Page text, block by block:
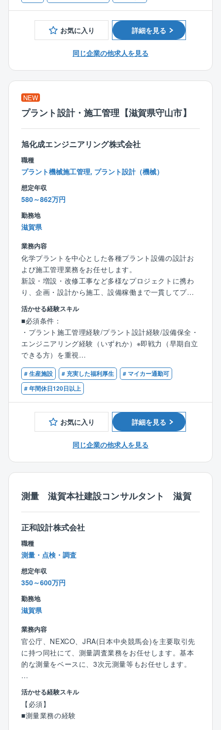
のシニア層など
◆各現場への確認・訪問回数は1日2～3件
◆訪問先は車で1時間圏内
◆並行して進める案件は6件程度
◆注文住宅と規格住宅の割合は7：3
【働きやすい環境】
◆”残業はしない”方針
業務システムアプリの導入により、いつでもどこで
も施工状況を確認。
また、着工前の打合せは営業と分業しているため残
業削減に。
◆インセンティブで頑張りを還元
賞与やインセンティブがモチベーションに！
頑張りをきちんと評価する体制があります◎
お気に入り 詳細を見る
同じ企業の他求人を見る
NEW
プラント設計・施工管理【滋賀県守山市】
旭化成エンジニアリング株式会社
職種
プラント機械施工管理, プラント設計（機械）
想定年収
580～862万円
勤務地
滋賀県
業務内容
化学プラントを中心とした各種プラント設備の設計お
よび施工管理業務をお任せします。
新設・増設・改修工事など多様なプロジェクトに携わ
り、企画・設計から施工、設備稼働まで一貫してプロ
ジェクトを推進いただきます。
これまでのご経験やご志向に応じて「施工管理を中心
とした業務」、「設計業務」、「両方を担当する業
務」などがあります。
■業務詳細
【施工管理業務】
プラント建設・改修工事における現場責任者として、
工事全体の管理を担当いただきます。
・プラント建設・改修工事の施工管理
・工程管理、品質管理、安全管理
・協力会社・ベンダーの選定およびマネジメント
・顧客や社内関係部署との調整・折衝
・工事進捗の管理および課題対応
・工事完了後の検収・引き渡し対応
機械設備を中心としたプラント設備の設計・計画立案
・詳細設計・設計から施工までのプロジェクト推進
・設備更新・能力増強・老朽化対策に関する計画立案
・顧客ニーズに応じた設備改善提案
■職場環境
・ベテラン社員も多数在籍しており、経験豊富なメン
バーから技術やノウハウを学べる環境です
しており、同社グループの設備だけでなく様々な顧客
案件に携わる機会があります
・設計から施工管理まで一貫して関わることができる
ため、エンジニアとしての専門性を高められます
・若手からベテランの方まで広く活躍頂けるフィール
ドがあります。積極的にご応募ください。
・プラントベンダー、ゼネコン・サブコン、工事会社
など様々なバックグランドをもっている社員が活躍し
活かせる経験スキル
■必須条件：
・プラント施工管理経験/プラント設計経験/設備保全・
エンジニアリング経験（いずれか）※即戦力（早期自立
できる方）を重視
・普通自動車免許
■歓迎条件：
機械系、または、土木系の知見をお持ちの方
# 生産施設 # 充実した福利厚生
# マイカー通勤可
# 年間休日120日以上
お気に入り 詳細を見る
同じ企業の他求人を見る
測量 滋賀本社建設コンサルタント 滋賀
正和設計株式会社
職種
測量・点検・調査
想定年収
350～600万円
勤務地
滋賀県
業務内容
官公庁、NEXCO、JRA(日本中央競馬会)を主要取引先
に持つ同社にて、測量調査業務をお任せします。基本
的な測量をベースに、3次元測量等もお任せします。
【業務内容】
◆基準点・地形・路線・用地測量
◆地上レーザスキャナを用いた3次元測量・計測
◆UAV(Unmanned aerial vehicle：無人航空機)による
活かせる経験スキル
【必須】
■測量業務の経験